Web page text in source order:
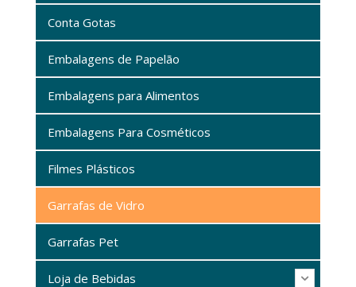
Conta Gotas
Embalagens de Papelão
Embalagens para Alimentos
Embalagens Para Cosméticos
Filmes Plásticos
Garrafas de Vidro
Garrafas Pet
Loja de Bebidas